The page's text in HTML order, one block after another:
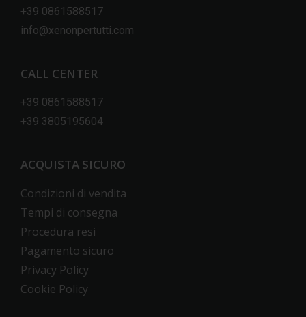
+39 0861588517
info@xenonpertutti.com
CALL CENTER
+39 0861588517
+39 3805195604
ACQUISTA SICURO
Condizioni di vendita
Tempi di consegna
Procedura resi
Pagamento sicuro
Privacy Policy
Cookie Policy